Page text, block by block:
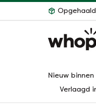
Nieuw binnen
Verlaagd